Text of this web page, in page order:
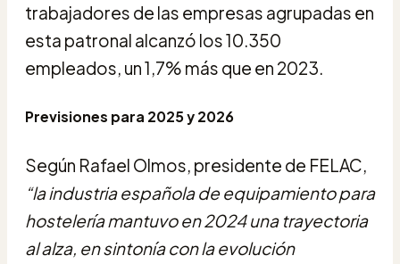
trabajadores de las empresas agrupadas en
esta patronal alcanzó los 10.350
empleados, un 1,7% más que en 2023.
Previsiones para 2025 y 2026
Según Rafael Olmos, presidente de FELAC,
“la industria española de equipamiento para
hostelería mantuvo en 2024 una trayectoria
al alza, en sintonía con la evolución